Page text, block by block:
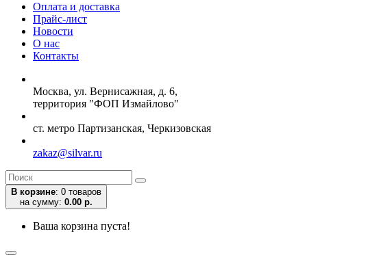
Оплата и доставка
Прайс-лист
Новости
О нас
Контакты
Москва, ул. Вернисажная, д. 6,
территория "ФОП Измайлово"
ст. метро Партизанская, Черкизовская
zakaz@silvar.ru
В корзине: 0 товаров
на сумму: 0.00 р.
Ваша корзина пуста!